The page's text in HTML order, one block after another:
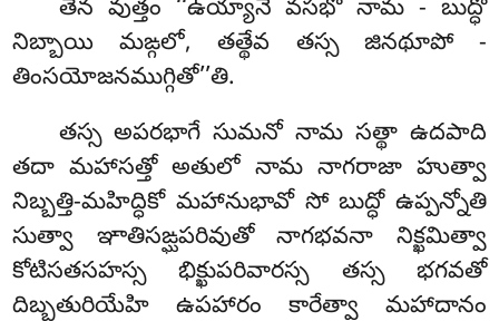
తేన వుత్తం ‘‘ఉయ్యానే వసభో నామ - బుద్ధో
నిబ్బాయి మఙ్గలో, తత్థేవ తస్స జినథూపో -
తింసయోజనముగ్గితో’’తి.
తస్స అపరభాగే సుమనో నామ సత్థా ఉదపాది
తదా మహాసత్తో అతులో నామ నాగరాజా హుత్వా
నిబ్బత్తి-మహిద్ధికో మహానుభావో సో బుద్ధో ఉప్పన్నోతి
సుత్వా ఞాతిసఙ్ఘపరివుతో నాగభవనా నిక్ఖమిత్వా
కోటిసతసహస్స భిక్ఖుపరివారస్స తస్స భగవతో
దిబ్బతురియేహి ఉపహారం కారేత్వా మహాదానం